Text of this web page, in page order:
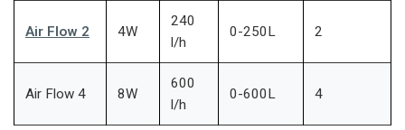
Air Flow 2 4W
240
l/h
0-250L 2
Air Flow 4 8W
600
l/h
0-600L 4